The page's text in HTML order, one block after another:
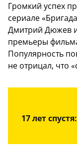
Громкий успех
сериале
Дмитрий Дюжев
премьеры
Популярность
не отрицал, что
17 лет